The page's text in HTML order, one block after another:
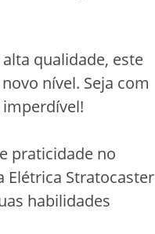
qualidade, este
nível. Seja com
praticidade no
Elétrica Stratocaster
habilidades